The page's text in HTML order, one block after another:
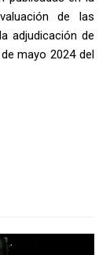
de las
adjudicación de
mayo 2024 del